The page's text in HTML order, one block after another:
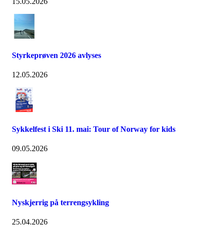
Styrkeprøven 2026 avlyses
12.05.2026
Sykkelfest i Ski 11. mai: Tour of Norway for kids
09.05.2026
Nyskjerrig på terrengsykling
25.04.2026